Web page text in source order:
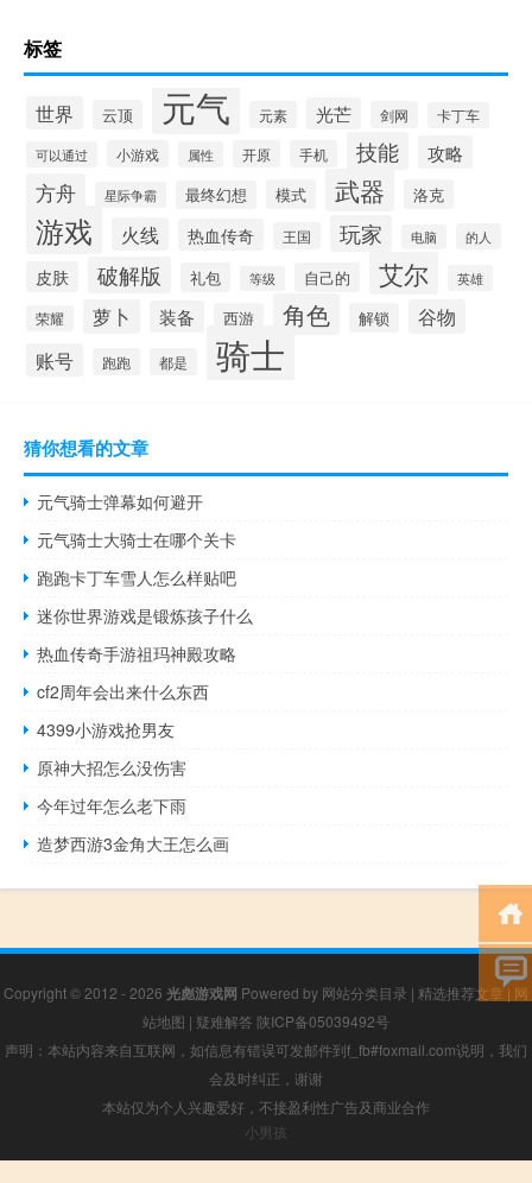
标签
世界 云顶 元气 元素 光芒 剑网 卡丁车
可以通过 小游戏 属性 开原 手机 技能 攻略
方舟 星际争霸 最终幻想 模式 武器 洛克
游戏 火线 热血传奇 王国 玩家 电脑 的人
皮肤 破解版 礼包 等级 自己的 艾尔 英雄
荣耀 萝卜 装备 西游 角色 解锁 谷物
账号 跑跑 都是 骑士
猜你想看的文章
元气骑士弹幕如何避开
元气骑士大骑士在哪个关卡
跑跑卡丁车雪人怎么样贴吧
迷你世界游戏是锻炼孩子什么
热血传奇手游祖玛神殿攻略
cf2周年会出来什么东西
4399小游戏抢男友
原神大招怎么没伤害
今年过年怎么老下雨
造梦西游3金角大王怎么画
Copyright © 2012 - 2026 光彪游戏网 Powered by 网站分类目录 | 精选推荐文章| 网
站地图 | 疑难解答 陕ICP备05039492号
声明：本站内容来自互联网，如信息有错误可发邮件到f_fb#foxmail.com说明，我们
会及时纠正，谢谢
本站仅为个人兴趣爱好，不接盈利性广告及商业合作
小男孩